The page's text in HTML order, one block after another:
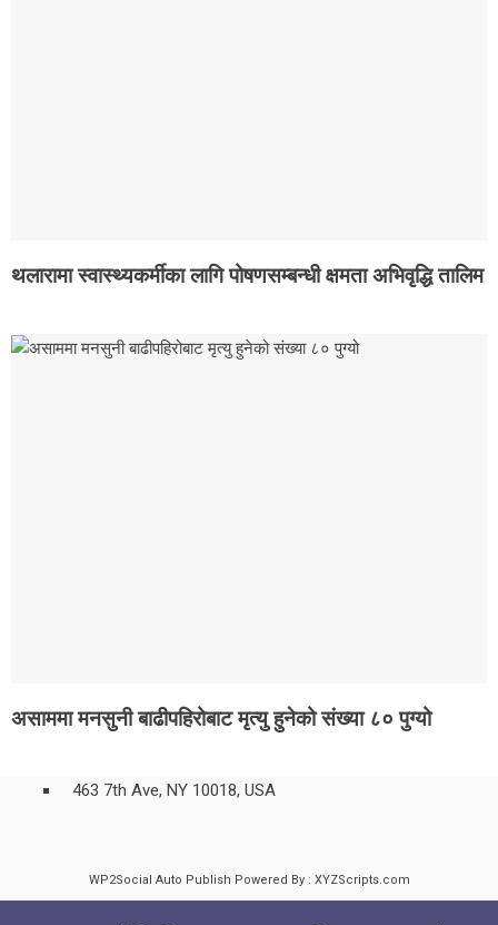
थलारामा स्वास्थ्यकर्मीका लागि पोषणसम्बन्धी क्षमता अभिवृद्धि तालिम
असाममा मनसुनी बाढीपहिरोबाट मृत्यु हुनेको संख्या ८० पुग्यो
463 7th Ave, NY 10018, USA
WP2Social Auto Publish Powered By : XYZScripts.com